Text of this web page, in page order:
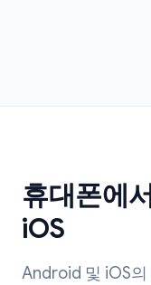
휴대폰에
iOS
Android 및 iOS의